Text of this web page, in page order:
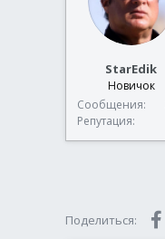
StarEdik
Новичок
Сообщения
Репутация
Поделиться: